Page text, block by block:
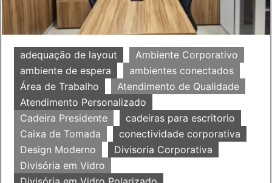
adequação de layout
Ambiente Corporativo
ambiente de espera
ambientes conectados
Área de Trabalho
Atendimento de Qualidade
Atendimento Personalizado
Cadeira Presidente
cadeiras para escritorio
Caixa de Tomada
conectividade corporativa
Design Moderno
Divisoria Corporativa
Divisória em Vidro